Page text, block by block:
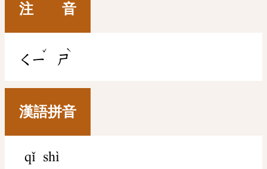
注 音
ㄑㄧ
ˇ
ㄕ
ˋ
漢語拼音
qǐ shì